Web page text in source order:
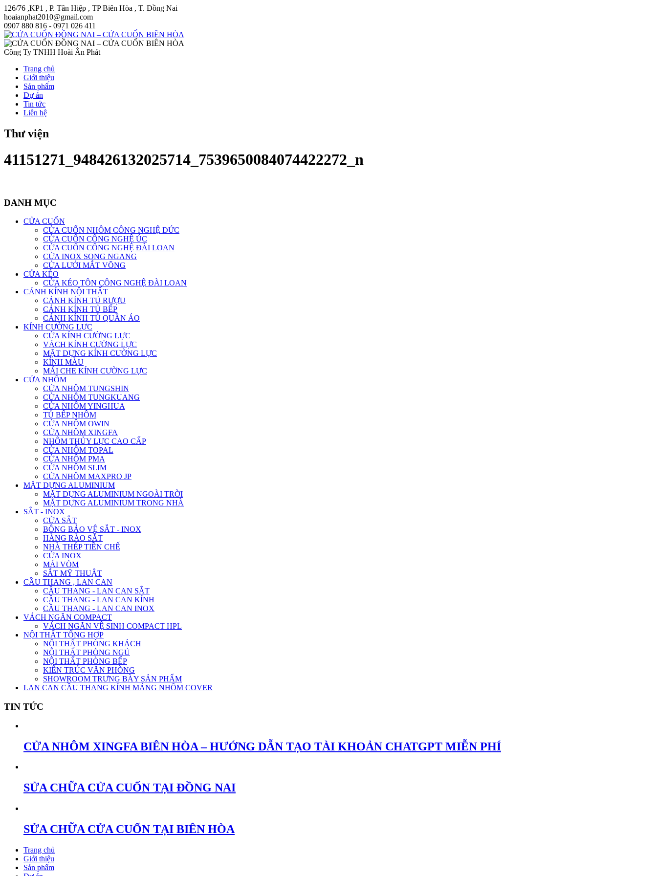
126/76 ,KP1 , P. Tân Hiệp , TP Biên Hòa , T. Đồng Nai
hoaianphat2010@gmail.com
0907 880 816 - 0971 026 411
Công Ty TNHH Hoài Ân Phát
Trang chủ
Giới thiệu
Sản phẩm
Dự án
Tin tức
Liên hệ
Thư viện
41151271_948426132025714_7539650084074422272_n
DANH MỤC
CỬA CUỐN
CỬA CUỐN NHÔM CÔNG NGHỆ ĐỨC
CỬA CUỐN CÔNG NGHỆ ÚC
CỬA CUỐN CÔNG NGHỆ ĐÀI LOAN
CỬA INOX SONG NGANG
CỬA LƯỚI MẮT VÕNG
CỬA KÉO
CỬA KÉO TÔN CÔNG NGHỆ ĐÀI LOAN
CÁNH KÍNH NỘI THẤT
CÁNH KÍNH TỦ RƯỢU
CÁNH KÍNH TỦ BẾP
CÁNH KÍNH TỦ QUẦN ÁO
KÍNH CƯỜNG LỰC
CỬA KÍNH CƯỜNG LỰC
VÁCH KÍNH CƯỜNG LỰC
MẶT DỰNG KÍNH CƯỜNG LỰC
KÍNH MÀU
MÁI CHE KÍNH CƯỜNG LỰC
CỬA NHÔM
CỬA NHÔM TUNGSHIN
CỬA NHÔM TUNGKUANG
CỬA NHÔM YINGHUA
TỦ BẾP NHÔM
CỬA NHÔM OWIN
CỬA NHÔM XINGFA
NHÔM THỦY LỰC CAO CẤP
CỬA NHÔM TOPAL
CỬA NHÔM PMA
CỬA NHÔM SLIM
CỬA NHÔM MAXPRO JP
MẶT DỰNG ALUMINIUM
MẶT DỰNG ALUMINIUM NGOÀI TRỜI
MẶT DỰNG ALUMINIUM TRONG NHÀ
SẮT - INOX
CỬA SẮT
BÔNG BẢO VỆ SẮT - INOX
HÀNG RÀO SẮT
NHÀ THÉP TIỀN CHẾ
CỬA INOX
MÁI VÒM
SẮT MỸ THUẬT
CẦU THANG , LAN CAN
CẦU THANG - LAN CAN SẮT
CẦU THANG - LAN CAN KÍNH
CẦU THANG - LAN CAN INOX
VÁCH NGĂN COMPACT
VÁCH NGĂN VỆ SINH COMPACT HPL
NỘI THẤT TỔNG HỢP
NỘI THẤT PHÒNG KHÁCH
NỘI THẤT PHÒNG NGỦ
NỘI THẤT PHÒNG BẾP
KIẾN TRÚC VĂN PHÒNG
SHOWROOM TRƯNG BÀY SẢN PHẨM
LAN CAN CẦU THANG KÍNH MÁNG NHÔM COVER
TIN TỨC
CỬA NHÔM XINGFA BIÊN HÒA – HƯỚNG DẪN TẠO TÀI KHOẢN CHATGPT MIỄN PHÍ
SỬA CHỮA CỬA CUỐN TẠI ĐỒNG NAI
SỬA CHỮA CỬA CUỐN TẠI BIÊN HÒA
Trang chủ
Giới thiệu
Sản phẩm